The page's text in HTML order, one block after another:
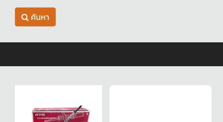
ค้นหา